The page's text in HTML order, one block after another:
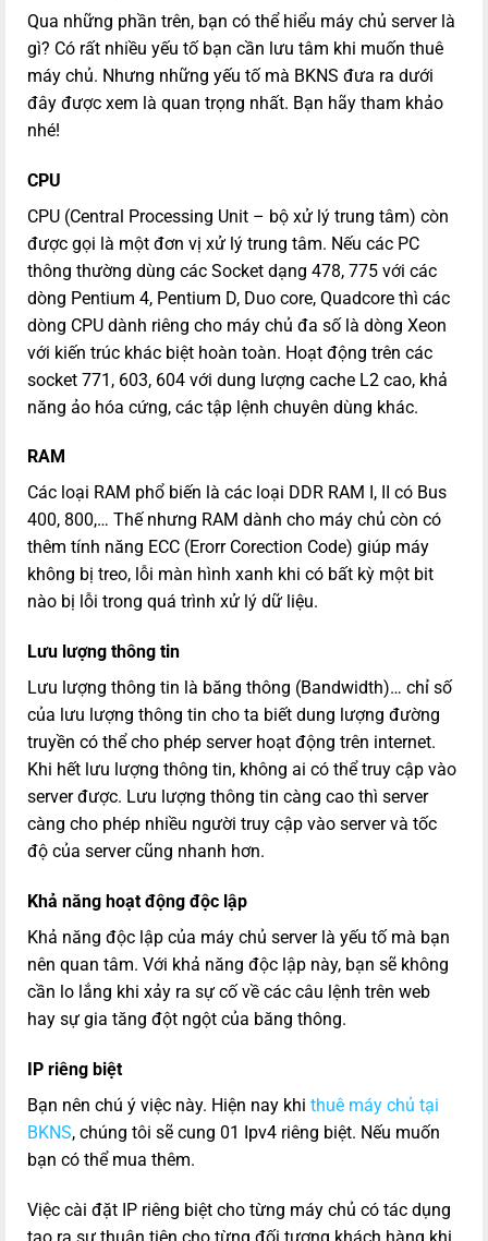
Qua những phần trên, bạn có thể hiểu máy chủ server là
gì? Có rất nhiều yếu tố bạn cần lưu tâm khi muốn thuê
máy chủ. Nhưng những yếu tố mà BKNS đưa ra dưới
đây được xem là quan trọng nhất. Bạn hãy tham khảo
nhé!
CPU
CPU (Central Processing Unit – bộ xử lý trung tâm) còn
được gọi là một đơn vị xử lý trung tâm. Nếu các PC
thông thường dùng các Socket dạng 478, 775 với các
dòng Pentium 4, Pentium D, Duo core, Quadcore thì các
dòng CPU dành riêng cho máy chủ đa số là dòng Xeon
với kiến trúc khác biệt hoàn toàn. Hoạt động trên các
socket 771, 603, 604 với dung lượng cache L2 cao, khả
năng ảo hóa cứng, các tập lệnh chuyên dùng khác.
RAM
Các loại RAM phổ biến là các loại DDR RAM I, II có Bus
400, 800,… Thế nhưng RAM dành cho máy chủ còn có
thêm tính năng ECC (Erorr Corection Code) giúp máy
không bị treo, lỗi màn hình xanh khi có bất kỳ một bit
nào bị lỗi trong quá trình xử lý dữ liệu.
Lưu lượng thông tin
Lưu lượng thông tin là băng thông (Bandwidth)… chỉ số
của lưu lượng thông tin cho ta biết dung lượng đường
truyền có thể cho phép server hoạt động trên internet.
Khi hết lưu lượng thông tin, không ai có thể truy cập vào
server được. Lưu lượng thông tin càng cao thì server
càng cho phép nhiều người truy cập vào server và tốc
độ của server cũng nhanh hơn.
Khả năng hoạt động độc lập
Khả năng độc lập của máy chủ server là yếu tố mà bạn
nên quan tâm. Với khả năng độc lập này, bạn sẽ không
cần lo lắng khi xảy ra sự cố về các câu lệnh trên web
hay sự gia tăng đột ngột của băng thông.
IP riêng biệt
Bạn nên chú ý việc này. Hiện nay khi thuê máy chủ tại
BKNS, chúng tôi sẽ cung 01 Ipv4 riêng biệt. Nếu muốn
bạn có thể mua thêm.
Việc cài đặt IP riêng biệt cho từng máy chủ có tác dụng
tạo ra sự thuận tiện cho từng đối tượng khách hàng khi